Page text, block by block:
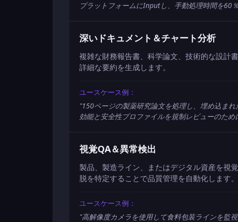
プラットフォームにInputし、手動処理時間を60
深いドキュメント＆チャート分析
複雑な財務報告書、科学論文、技術的な設計
詳細な要約を生成します。
ユースケース例：
"150ページの製薬研究論文を処理し、埋め込ま
効能と安全性プロファイルを規制レビューのため
視覚QA＆異常検出
製品、製造ライン、またはデジタル資産を視
脱を特定することで品質管理を自動化します。
ユースケース例：
"高解像度カメラを使用して食料包装ラインを監